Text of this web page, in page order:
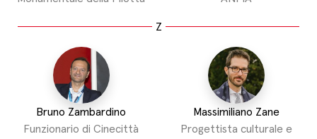
Z
Bruno Zambardino
Funzionario di Cinecittà
Massimiliano Zane
Progettista culturale e